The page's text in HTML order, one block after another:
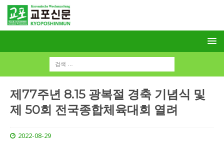
제77주년 8.15 광복절 경축 기념식 및
제 50회 전국종합체육대회 열려
2022-08-29